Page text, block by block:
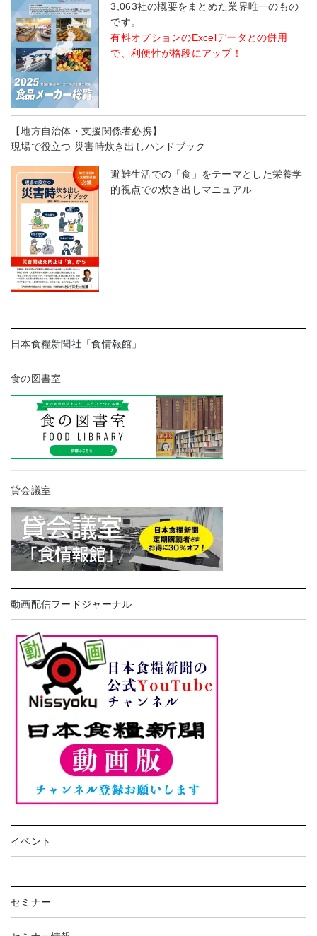
3,063社の概要をまとめた業界唯一のもの
です。
有料オプションのExcelデータとの併用
で、利便性が格段にアップ！
【地方自治体・支援関係者必携】
現場で役立つ 災害時炊き出しハンドブック
避難生活での「食」をテーマとした栄養学
的視点での炊き出しマニュアル
日本食糧新聞社「食情報館」
食の図書室
貸会議室
動画配信フードジャーナル
イベント
セミナー